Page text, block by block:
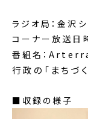
ラジオ局：金沢
コーナー放送日
番組名：
行政の「まちづ
■収録の様子